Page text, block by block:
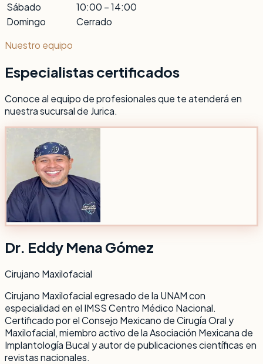
Sábado
10:00 – 14:00
Domingo
Cerrado
Nuestro equipo
Especialistas certificados
Conoce al equipo de profesionales que te atenderá en
nuestra sucursal de Jurica.
Dr. Eddy Mena Gómez
Cirujano Maxilofacial
Cirujano Maxilofacial egresado de la UNAM con
especialidad en el IMSS Centro Médico Nacional.
Certificado por el Consejo Mexicano de Cirugía Oral y
Maxilofacial, miembro activo de la Asociación Mexicana de
Implantología Bucal y autor de publicaciones científicas en
revistas nacionales.